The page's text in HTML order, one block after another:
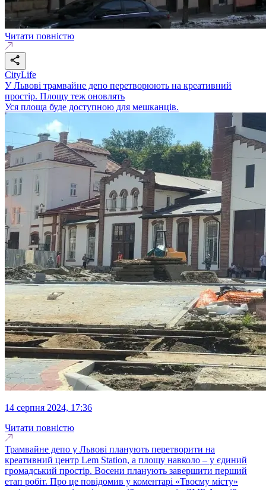
Читати повністю
CityLife
У Львові трамвайне депо перетворюють на креативний
простір. Площу теж оновлять
Уся площа буде доступною для мешканців.
14 серпня 2024, 17:36
Читати повністю
Трамвайне депо у Львові планують перетворити на
креативний центр Lem Station, а площу навколо – у єдиний
громадський простір. Восени планують завершити перший
етап робіт. Про це повідомив у коментарі «Твоєму місту»